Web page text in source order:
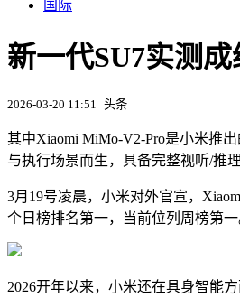
国际
新一代SU7实测
2026-03-20 11:51 头条
其中Xiaomi MiMo-V2-Pro是小米推
与执行场景而生，具备完整视听/推
3月19号凌晨，小米对外官宣，
个日榜排名第一，当前位列周榜第一
2026开年以来，小米还在具身智能